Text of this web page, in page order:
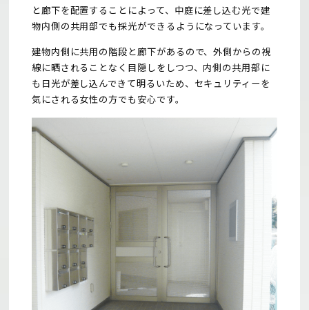
と廊下を配置することによって、中庭に差し込む光で建
物内側の共用部でも採光ができるようになっています。
建物内側に共用の階段と廊下があるので、外側からの視
線に晒されることなく目隠しをしつつ、内側の共用部に
も日光が差し込んできて明るいため、セキュリティーを
気にされる女性の方でも安心です。